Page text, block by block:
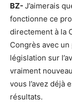
BZ- J’aimerais
fonctionne ce
directement à la
Congrès avec
législation sur
vraiment
vous l’avez déjà
résultats.